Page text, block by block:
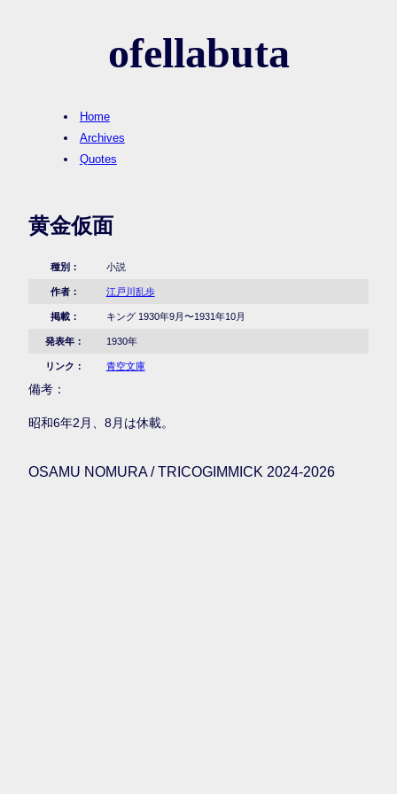
ofellabuta
Home
Archives
Quotes
黄金仮面
種別： 小説
作者： 江戸川乱歩
掲載： キング 1930年9月〜1931年10月
発表年： 1930年
リンク： 青空文庫
備考：
昭和6年2月、8月は休載。
OSAMU NOMURA / TRICOGIMMICK 2024-2026